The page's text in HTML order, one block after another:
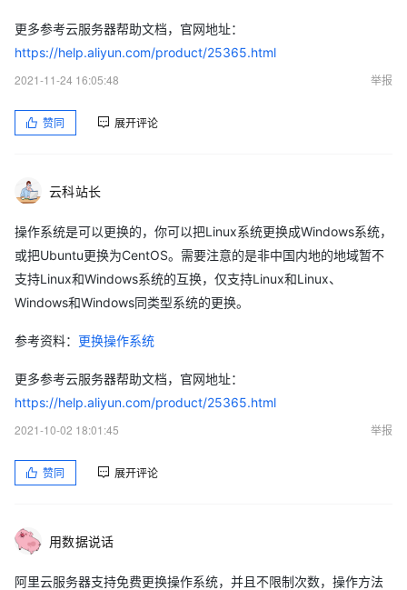
更多参考云服务器帮助文档，官网地址：
https://help.aliyun.com/product/25365.html
2021-11-24 16:05:48
举报
赞同 展开评论
云科站长
操作系统是可以更换的，你可以把Linux系统更换成Windows系统，
或把Ubuntu更换为CentOS。需要注意的是非中国内地的地域暂不
支持Linux和Windows系统的互换，仅支持Linux和Linux、
Windows和Windows同类型系统的更换。
参考资料： 更换操作系统
更多参考云服务器帮助文档，官网地址：
https://help.aliyun.com/product/25365.html
2021-10-02 18:01:45
举报
赞同 展开评论
用数据说话
阿里云服务器支持免费更换操作系统，并且不限制次数，操作方法